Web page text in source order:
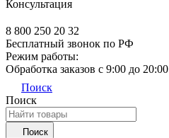
Консультация
8 800 250 20 32
Бесплатный звонок по РФ
Режим работы:
Обработка заказов с 9:00 до 20:00
Поиск
Поиск
Поиск